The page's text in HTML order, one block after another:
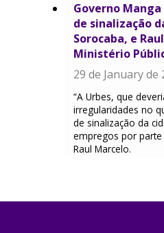
Governo
de sinalização
Sorocaba, e
Ministério
29 de January de
“A Urbes, que
irregularidades no
de sinalização da
empregos por
Raul Marcelo.